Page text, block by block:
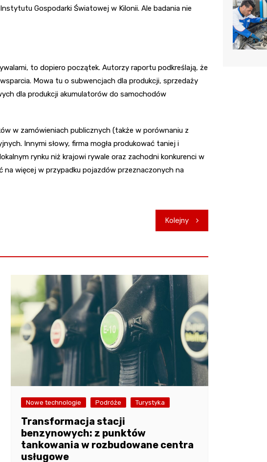
Gospodarki Światowej w Kilonii. Ale badania nie
to dopiero początek. Autorzy raportu podkreślają, że
Mowa tu o subwencjach dla produkcji, sprzedaży
dla produkcji akumulatorów do samochodów
w zamówieniach publicznych (także w porównaniu z
Innymi słowy, firma mogła produkować taniej i
rynku niż krajowi rywale oraz zachodni konkurenci w
na więcej w przypadku pojazdów przeznaczonych na
Kolejny
Nowe technologie Podróże Turystyka
Transformacja stacji
benzynowych: z punktów
tankowania w rozbudowane centra
usługowe